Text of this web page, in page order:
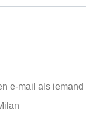
e-mail als